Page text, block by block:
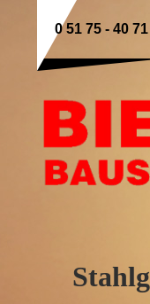
0 51 75 - 40 71